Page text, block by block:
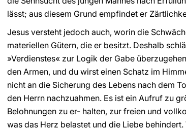
lässt; aus diesem Grund empfindet er
Jesus versteht jedoch auch, worin die
materiellen Gütern, die er besitzt. Deshalb
»Verdienstes« zur Logik der Gabe
den Armen, und du wirst einen Schatz im
nicht an die Sicherung des Lebens nach dem
den Herrn nachzuahmen. Es ist ein Aufruf zu
Belohnungen zu er- halten, zur freien und
was das Herz belastet und die Liebe